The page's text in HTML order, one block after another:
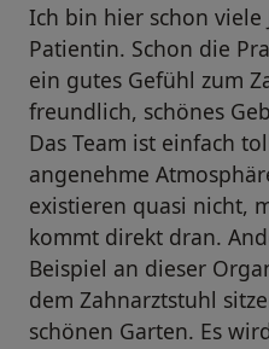
Ich bin hier schon viele
Patientin. Schon die
ein gutes Gefühl zum
freundlich, schönes
Das Team ist einfach
angenehme
existieren quasi nicht,
kommt direkt dran.
Beispiel an dieser
dem Zahnarztstuhl
schönen Garten. Es